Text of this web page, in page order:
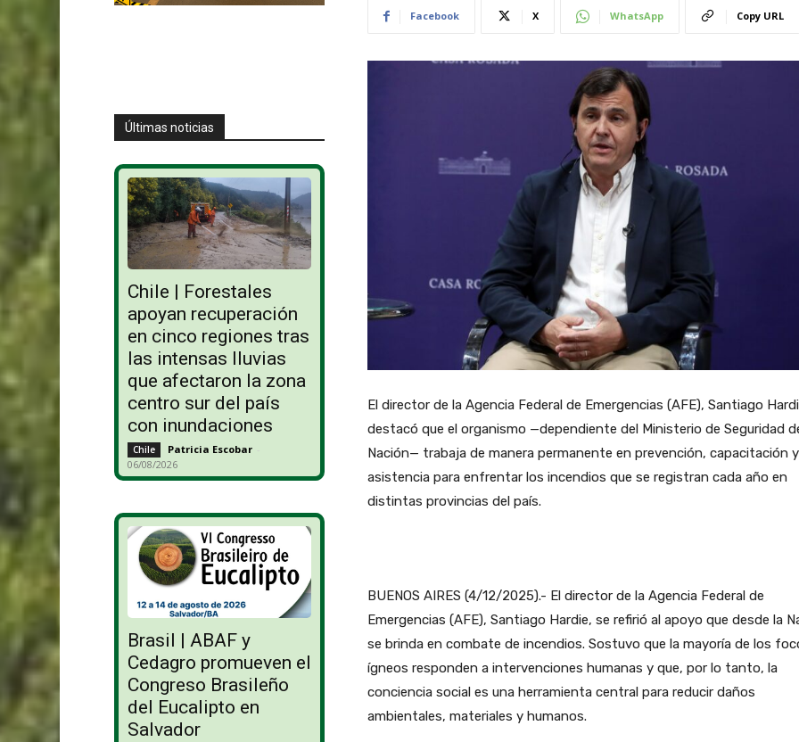
Últimas noticias
Chile | Forestales
apoyan recuperación
en cinco regiones tras
las intensas lluvias
que afectaron la zona
centro sur del país
con inundaciones
Chile Patricia Escobar -
06/08/2026
Brasil | ABAF y
Cedagro promueven el
Congreso Brasileño
del Eucalipto en
Salvador
Facebook X WhatsApp Copy URL
El director de la Agencia Federal de Emergencias (AFE), Santiago
destacó que el organismo —dependiente del Ministerio de Seguridad
Nación— trabaja de manera permanente en prevención, capacitación y
asistencia para enfrentar los incendios que se registran cada año en
distintas provincias del país.
BUENOS AIRES (4/12/2025).- El director de la Agencia Federal de
Emergencias (AFE), Santiago Hardie, se refirió al apoyo que desde la
se brinda en combate de incendios. Sostuvo que la mayoría de los
ígneos responden a intervenciones humanas y que, por lo tanto, la
conciencia social es una herramienta central para reducir daños
ambientales, materiales y humanos.